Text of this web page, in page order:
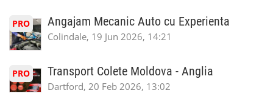
PRO Angajam Mecanic Auto cu Experienta
Colindale, 19 Jun 2026, 14:21
PRO Transport Colete Moldova - Anglia
Dartford, 20 Feb 2026, 13:02